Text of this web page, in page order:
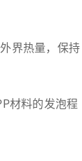
界热量，保持
材料的发泡程